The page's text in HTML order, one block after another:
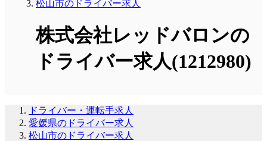
松山市のドライバー求人
株式会社レッドバロンの
ドライバー求人(1212980)
ドライバー・運転手求人
愛媛県のドライバー求人
松山市のドライバー求人